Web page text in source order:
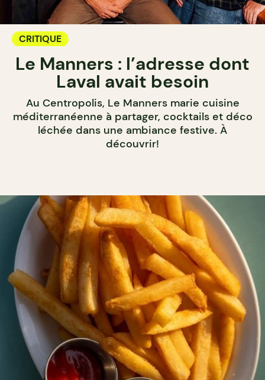
CRITIQUE
Le Manners : l’adresse dont
Laval avait besoin
Au Centropolis, Le Manners marie cuisine
méditerranéenne à partager, cocktails et déco
léchée dans une ambiance festive. À
découvrir!